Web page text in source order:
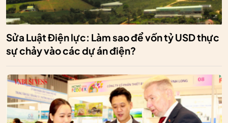
Sửa Luật Điện lực: Làm sao để vốn tỷ USD thực
sự chảy vào các dự án điện?